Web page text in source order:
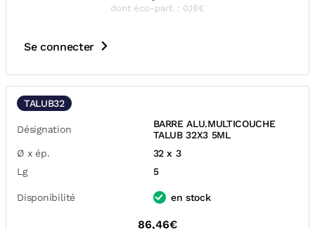
dont éco-part. : 0,18€
Se connecter
TALUB32
Désignation
BARRE ALU.MULTICOUCHE
TALUB 32X3 5ML
Ø x ép.
32 x 3
Lg
5
Disponibilité en stock
86,46€